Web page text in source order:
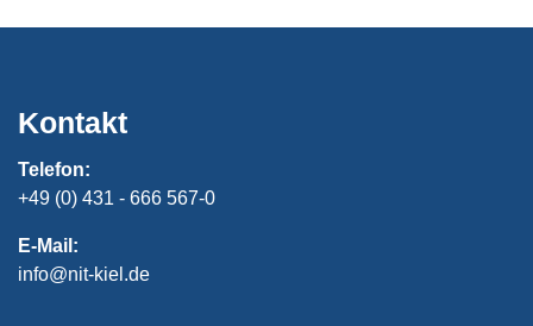
Kontakt
Telefon:
+49 (0) 431 - 666 567-0
E-Mail:
info@nit-kiel.de